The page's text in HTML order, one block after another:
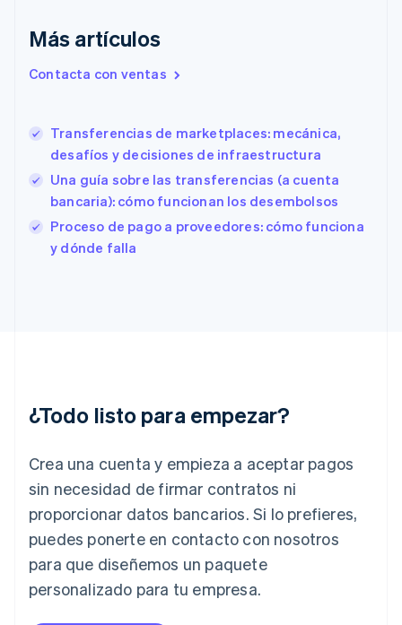
Más artículos
Contacta con ventas
Transferencias de marketplaces: mecánica,
desafíos y decisiones de infraestructura
Una guía sobre las transferencias (a cuenta
bancaria): cómo funcionan los desembolsos
Proceso de pago a proveedores: cómo funciona
y dónde falla
¿Todo listo para empezar?
Crea una cuenta y empieza a aceptar pagos
sin necesidad de firmar contratos ni
proporcionar datos bancarios. Si lo prefieres,
puedes ponerte en contacto con nosotros
para que diseñemos un paquete
personalizado para tu empresa.
English
English Italiano
Estados Unidos
EnglishEspañol简体中文
English
Finlandia
EnglishSvenska
Francia
Irlanda
Italia
English
Japón
日本語English
Letonia
Liechtenstein
DeutschEnglish